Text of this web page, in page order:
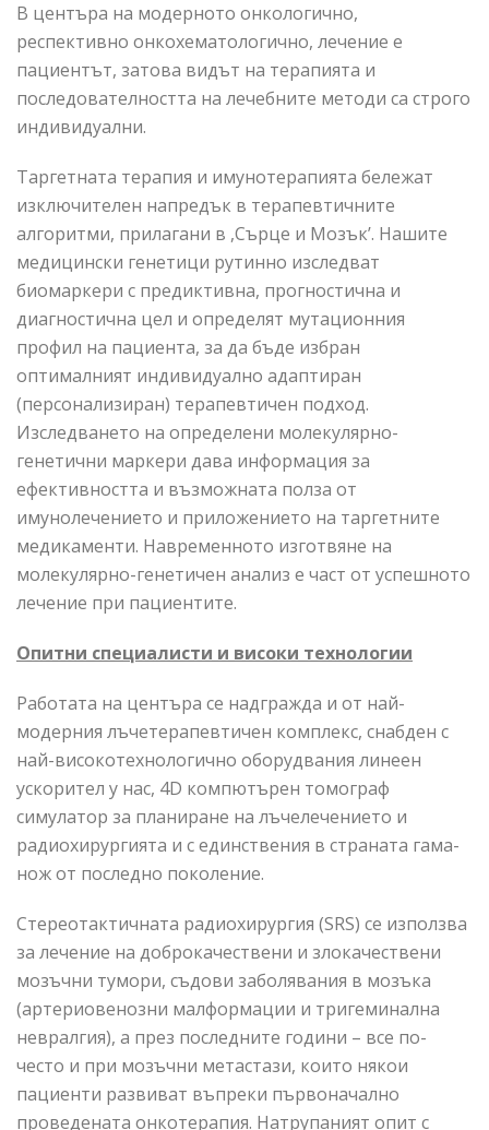
В центъра на модерното онкологично,
респективно онкохематологично, лечение е
пациентът, затова видът на терапията и
последователността на лечебните методи са строго
индивидуални.
Таргетната терапия и имунотерапията бележат
изключителен напредък в терапевтичните
алгоритми, прилагани в ,Сърце и Мозък’. Нашите
медицински генетици рутинно изследват
биомаркери с предиктивна, прогностична и
диагностична цел и определят мутационния
профил на пациента, за да бъде избран
оптималният индивидуално адаптиран
(персонализиран) терапевтичен подход.
Изследването на определени молекулярно-
генетични маркери дава информация за
ефективността и възможната полза от
имунолечението и приложението на таргетните
медикаменти. Навременното изготвяне на
молекулярно-генетичен анализ е част от успешното
лечение при пациентите.
Опитни специалисти и високи технологии
Работата на центъра се надгражда и от най-
модерния лъчетерапевтичен комплекс, снабден с
най-високотехнологично оборудвания линеен
ускорител у нас, 4D компютърен томограф
симулатор за планиране на лъчелечението и
радиохирургията и с единствения в страната гама-
нож от последно поколение.
Стереотактичната радиохирургия (SRS) се използва
за лечение на доброкачествени и злокачествени
мозъчни тумори, съдови заболявания в мозъка
(артериовенозни малформации и тригеминална
невралгия), а през последните години – все по-
често и при мозъчни метастази, които някои
пациенти развиват въпреки първоначално
проведената онкотерапия. Натрупаният опит с